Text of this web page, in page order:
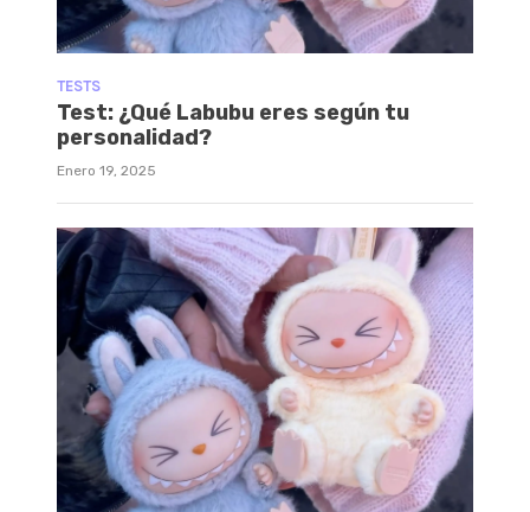
TESTS
Test: ¿Qué Labubu eres según tu
personalidad?
Enero 19, 2025